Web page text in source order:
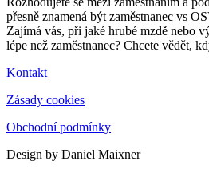
přesně znamená být zaměstnanec vs
Zajímá vás, při jaké hrubé mzdě nebo
lépe než zaměstnanec? Chcete vědět,
Kontakt
Zásady cookies
Obchodní podmínky
Design by Daniel Maixner